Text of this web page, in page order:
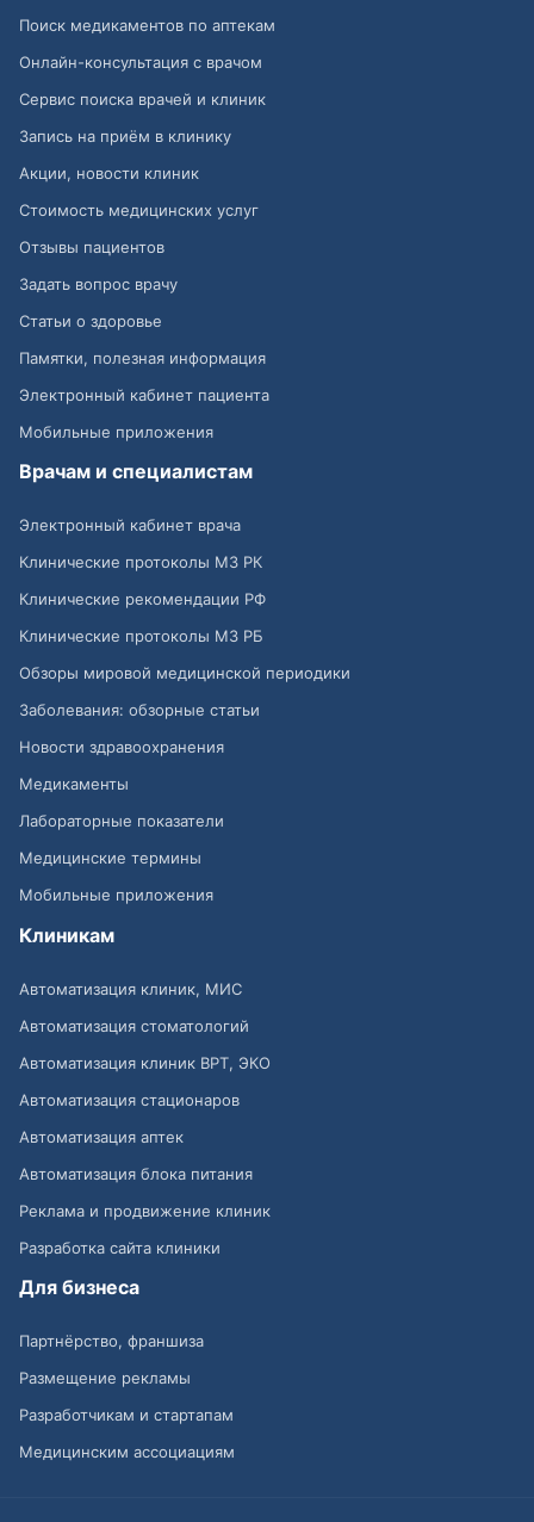
Поиск медикаментов по аптекам
Онлайн-консультация с врачом
Сервис поиска врачей и клиник
Запись на приём в клинику
Акции, новости клиник
Стоимость медицинских услуг
Отзывы пациентов
Задать вопрос врачу
Статьи о здоровье
Памятки, полезная информация
Электронный кабинет пациента
Мобильные приложения
Врачам и специалистам
Электронный кабинет врача
Клинические протоколы МЗ РК
Клинические рекомендации РФ
Клинические протоколы МЗ РБ
Обзоры мировой медицинской периодики
Заболевания: обзорные статьи
Новости здравоохранения
Медикаменты
Лабораторные показатели
Медицинские термины
Мобильные приложения
Клиникам
Автоматизация клиник, МИС
Автоматизация стоматологий
Автоматизация клиник ВРТ, ЭКО
Автоматизация стационаров
Автоматизация аптек
Автоматизация блока питания
Реклама и продвижение клиник
Разработка сайта клиники
Для бизнеса
Партнёрство, франшиза
Размещение рекламы
Разработчикам и стартапам
Медицинским ассоциациям